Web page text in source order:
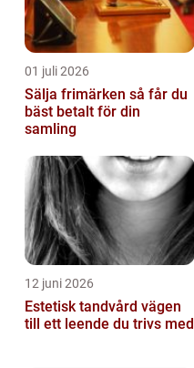
01 juli 2026
Sälja frimärken så får du
bäst betalt för din
samling
12 juni 2026
Estetisk tandvård vägen
till ett leende du trivs med